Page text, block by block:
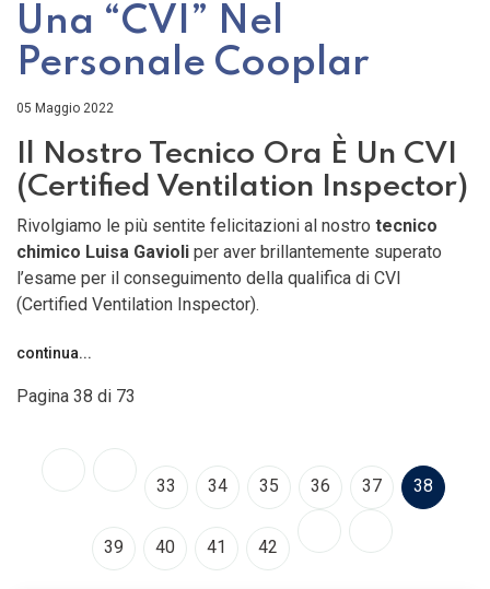
Una “CVI” Nel
Personale Cooplar
05 Maggio 2022
Il Nostro Tecnico Ora È Un CVI
(Certified Ventilation Inspector)
Rivolgiamo le più sentite felicitazioni al nostro tecnico
chimico Luisa Gavioli per aver brillantemente superato
l’esame per il conseguimento della qualifica di CVI
(Certified Ventilation Inspector).
continua...
Pagina 38 di 73
33 34 35 36 37 38
39 40 41 42